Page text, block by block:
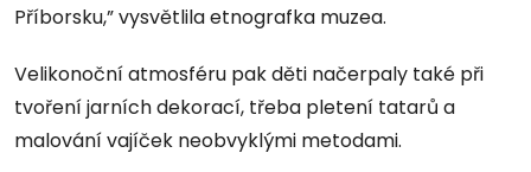
Příborsku,” vysvětlila etnografka muzea.
Velikonoční atmosféru pak děti načerpaly také při
tvoření jarních dekorací, třeba pletení tatarů a
malování vajíček neobvyklými metodami.